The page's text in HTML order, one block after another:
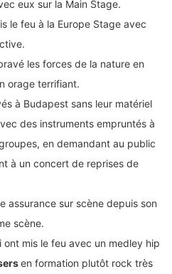
eux sur la Main Stage.
le feu à la Europe Stage avec
les forces de la nature en
orage terrifiant.
à Budapest sans leur matériel
des instruments empruntés à
en demandant au public
à un concert de reprises de
assurance sur scène depuis son
scène.
ont mis le feu avec un medley hip
en formation plutôt rock très